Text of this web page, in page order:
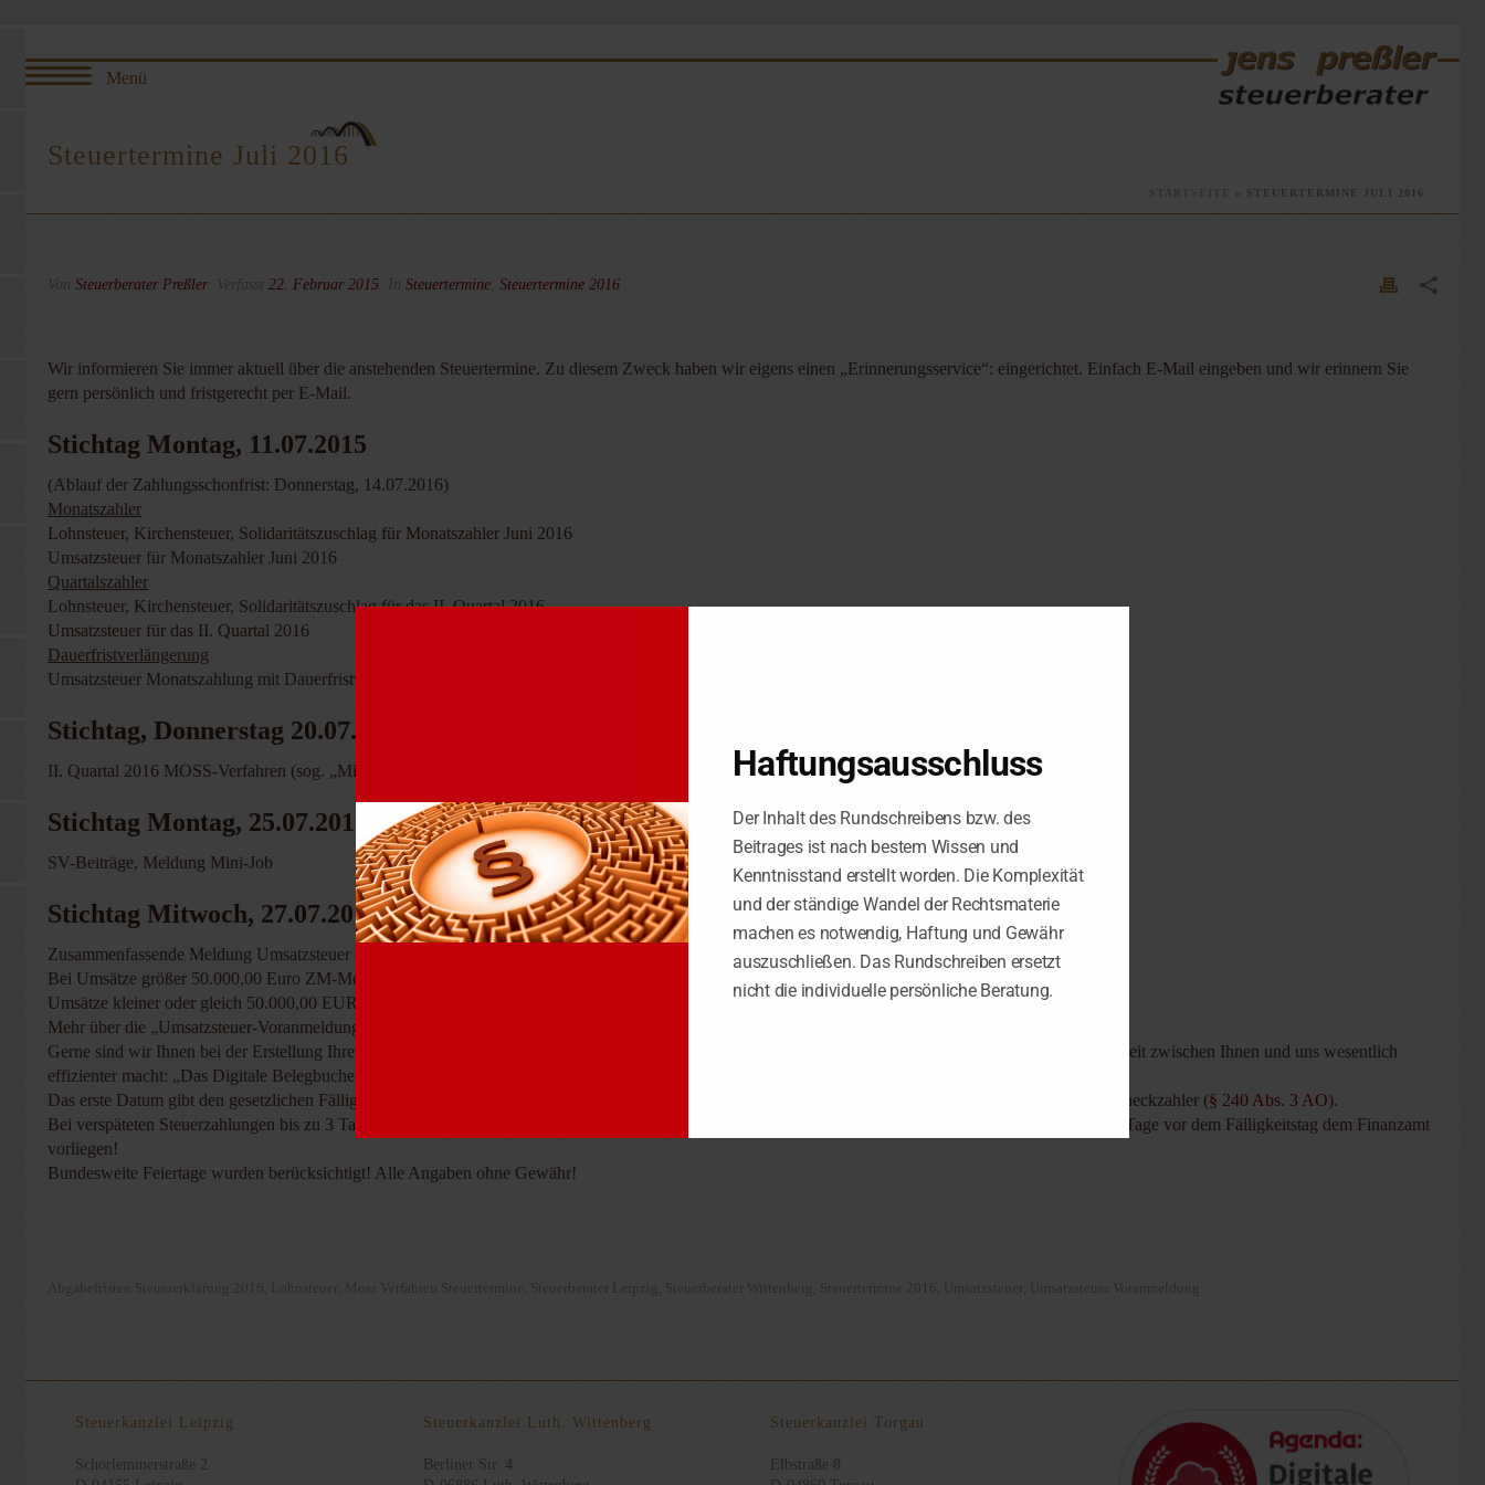
Steuertermine Juli 2016
» STEUERTERMINE JULI 2016
Von Steuerberater Preßler Verfasst 22. Februar 2015 In Steuertermine Steuertermine 2016
Wir informieren Sie immer aktuell über die anstehenden Steuertermine. Zu diesem Zweck haben wir eigens einen „Erinnerungsservice“: eingerichtet. Einfach E-Mail eingeben und wir erinnern Sie
gern persönlich und fristgerecht per E-Mail.
Stichtag Montag, 11.07.2015
(Ablauf der Zahlungsschonfrist: Donnerstag, 14.07.2016)
Monatszahler
Lohnsteuer, Kirchensteuer, Solidaritätszuschlag für Monatszahler Juni 2016
Umsatzsteuer für Monatszahler Juni 2016
Quartalszahler
Lohnsteuer, Kirchensteuer, Solidaritätszuschlag für das II. Quartal 2016
Umsatzsteuer für das II. Quartal 2016
Dauerfristverlängerung
Umsatzsteuer Monatszahlung mit Dauerfristverlängerung Voranmeldung für Mai 2016
Stichtag, Donnerstag 20.07.2016
II. Quartal 2016 MOSS-Verfahren (sog. „Mini-One-Stop-Shop“: (MOSS))
Stichtag Montag, 25.07.2016
SV-Beiträge, Meldung Mini-Job
Stichtag Mitwoch, 27.07.2016
Zusammenfassende Meldung Umsatzsteuer (innergemeinschaftliche Lieferungen und Leistungen in EU-Mitgliedstaaten)
Bei Umsätze größer 50.000,00 Euro ZM-Meldung für März 2016
Umsätze kleiner oder gleich 50.000,00 EUR ZM-Meldung für II. Quartal 2016
Mehr über die „Umsatzsteuer-Voranmeldung“:.
Gerne sind wir Ihnen bei der Erstellung Ihrer „Finanz- und Lohnbuchhaltung“: behilflich. Wir bieten Ihnen eine komfortable Lösung, die die Zusammenarbeit zwischen Ihnen und uns wesentlich
effizienter macht: „Das Digitale Belegbuchen“:
Das erste Datum gibt den gesetzlichen Fälligkeitstermin an, das zweite Datum das Ende der Zahlungs-Schonfrist. Schonfristen gelten nicht für Bar- und Scheckzahler (§ 240 Abs. 3 AO).
Bei verspäteten Steuerzahlungen bis zu 3 Tagen werden keine Zuschläge erhoben (gilt nicht für Bar- und Scheckzahlungen). Schecks müssen spätestens 3 Tage vor dem Fälligkeitstag dem Finanzamt
vorliegen!
Bundesweite Feiertage wurden berücksichtigt! Alle Angaben ohne Gewähr!
Abgabefristen Steuererklärung 2016, Lohnsteuer Moss Verfahren Steuertermine Steuerberater Leipzig , Steuerberater Wittenberg , Steuertermine 2016, Umsatzsteuer , Umsatzsteuer Voranmeldung
Steuerkanzlei Leipzig
Schorlemmerstraße 2
Steuerkanzlei Luth. Wittenberg
Berliner Str. 4
Steuerkanzlei Torgau
Elbstraße 8
Haftungsausschluss
Der Inhalt des Rundschreibens bzw. des
Beitrages ist nach bestem Wissen und
Kenntnisstand erstellt worden. Die Komplexität
und der ständige Wandel der Rechtsmaterie
machen es notwendig, Haftung und Gewähr
auszuschließen. Das Rundschreiben ersetzt
nicht die individuelle persönliche Beratung.